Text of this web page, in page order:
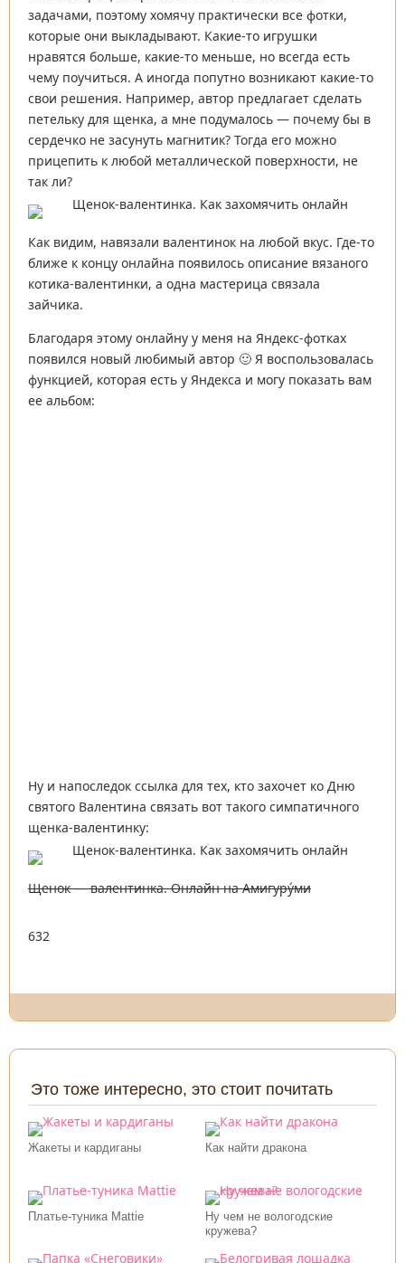
задачами, поэтому хомячу практически все фотки,
которые они выкладывают. Какие-то игрушки
нравятся больше, какие-то меньше, но всегда есть
чему поучиться. А иногда попутно возникают какие-то
свои решения. Например, автор предлагает сделать
петельку для щенка, а мне подумалось — почему бы в
сердечко не засунуть магнитик? Тогда его можно
прицепить к любой металлической поверхности, не
так ли?
Как видим, навязали валентинок на любой вкус. Где-то
ближе к концу онлайна появилось описание вязаного
котика-валентинки, а одна мастерица связала
зайчика.
Благодаря этому онлайну у меня на Яндекс-фотках
появился новый любимый автор 🙂 Я воспользовалась
функцией, которая есть у Яндекса и могу показать вам
ее альбом:
Ну и напоследок ссылка для тех, кто захочет ко Дню
святого Валентина связать вот такого симпатичного
щенка-валентинку:
Щенок — валентинка. Онлайн на Амигуру́ми
632
Это тоже интересно, это стоит почитать
Жакеты и кардиганы Как найти дракона
Платье-туника Mattie
Ну чем не вологодские
кружева?